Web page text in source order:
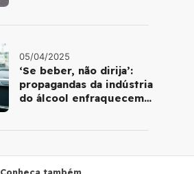
05/04/2025
‘Se beber, não dirija’:
propagandas da indústria
do álcool enfraquecem
Conheça também